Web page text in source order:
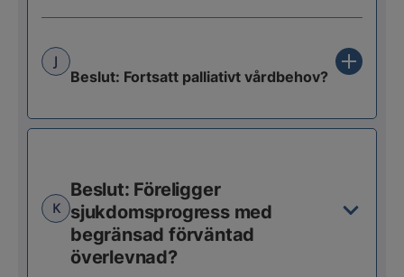
J
Beslut: Fortsatt palliativt vårdbehov?
K
Beslut: Föreligger
sjukdomsprogress med
begränsad förväntad
överlevnad?